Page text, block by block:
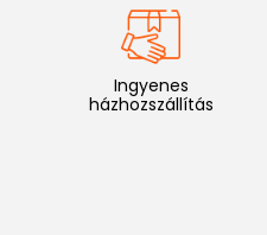
Ingyenes
házhozszállítás